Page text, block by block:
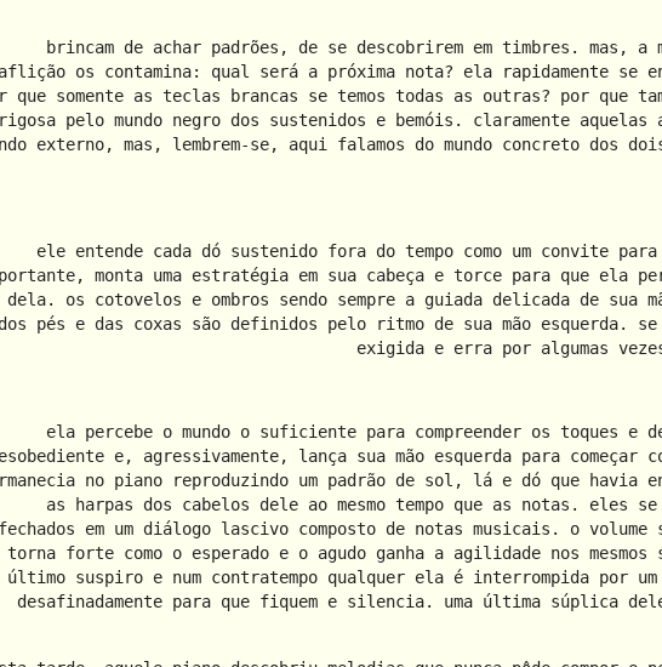
brincam de achar padrões, de se descobrirem em timbres. mas, a
aflição os contamina: qual será a próxima nota? ela rapidamente se
que somente as teclas brancas se temos todas as outras? por que
pelo mundo negro dos sustenidos e bemóis. claramente aquelas
externo, mas, lembrem-se, aqui falamos do mundo concreto dos
ele entende cada dó sustenido fora do tempo como um convite
monta uma estratégia em sua cabeça e torce para que ela
dela. os cotovelos e ombros sendo sempre a guiada delicada de sua
dos pés e das coxas são definidos pelo ritmo de sua mão esquerda. se
exigida e erra por algumas
ela percebe o mundo o suficiente para compreender os toques e
e, agressivamente, lança sua mão esquerda para
no piano reproduzindo um padrão de sol, lá e dó que havia
as harpas dos cabelos dele ao mesmo tempo que as notas. eles
fechados em um diálogo lascivo composto de notas musicais. o
torna forte como o esperado e o agudo ganha a agilidade nos
último suspiro e num contratempo qualquer ela é interrompida por
desafinadamente para que fiquem e silencia. uma última súplica